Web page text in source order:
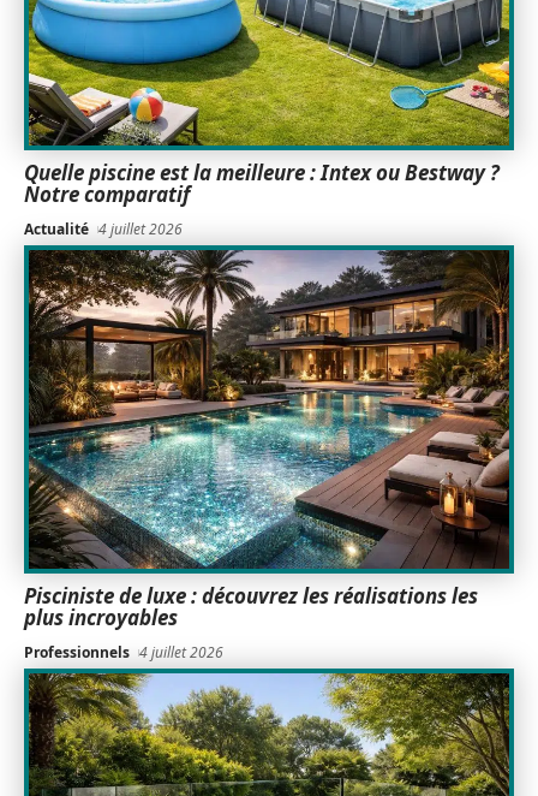
Quelle piscine est la meilleure : Intex ou Bestway ?
Notre comparatif
Actualité 4 juillet 2026
Pisciniste de luxe : découvrez les réalisations les
plus incroyables
Professionnels 4 juillet 2026